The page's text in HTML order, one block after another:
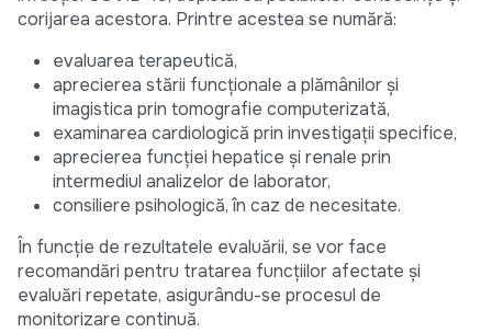
corijarea acestora. Printre acestea se numără:
evaluarea terapeutică,
aprecierea stării funcționale a plămânilor și
imagistica prin tomografie computerizată,
examinarea cardiologică prin investigații specifice,
aprecierea funcției hepatice și renale prin
intermediul analizelor de laborator,
consiliere psihologică, în caz de necesitate.
În funcție de rezultatele evaluării, se vor face
recomandări pentru tratarea funcțiilor afectate și
evaluări repetate, asigurându-se procesul de
monitorizare continuă.